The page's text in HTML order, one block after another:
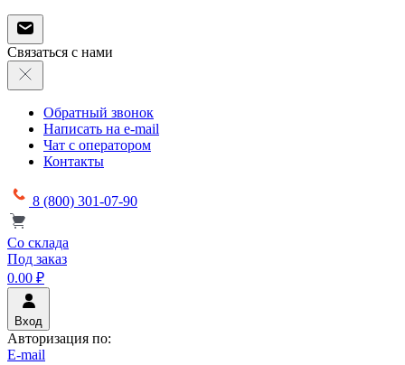
Связаться с нами
Обратный звонок
Написать на e-mail
Чат с оператором
Контакты
8 (800) 301-07-90
Со склада
Под заказ
0.00 ₽
Вход
Авторизация по:
E-mail